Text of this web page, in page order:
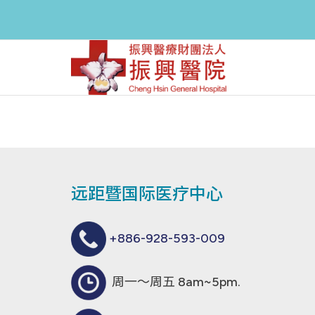
远距暨国际医疗中心
+886-928-593-009
周一～周五 8am~5pm.